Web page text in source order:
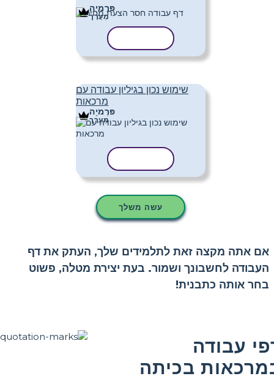
פּרֶמיָה
מַעֲרָך
שימוש נכון בגיליון עבודה עם
מרכאות
פּרֶמיָה
מַעֲרָך
עשה משלך
אם אתה מקצה זאת לתלמידים שלך, העתק את דף
העבודה לחשבונך ושמור. בעת יצירת מטלה, פשוט
בחר אותה כתבנית!
עבודה
בכיתה